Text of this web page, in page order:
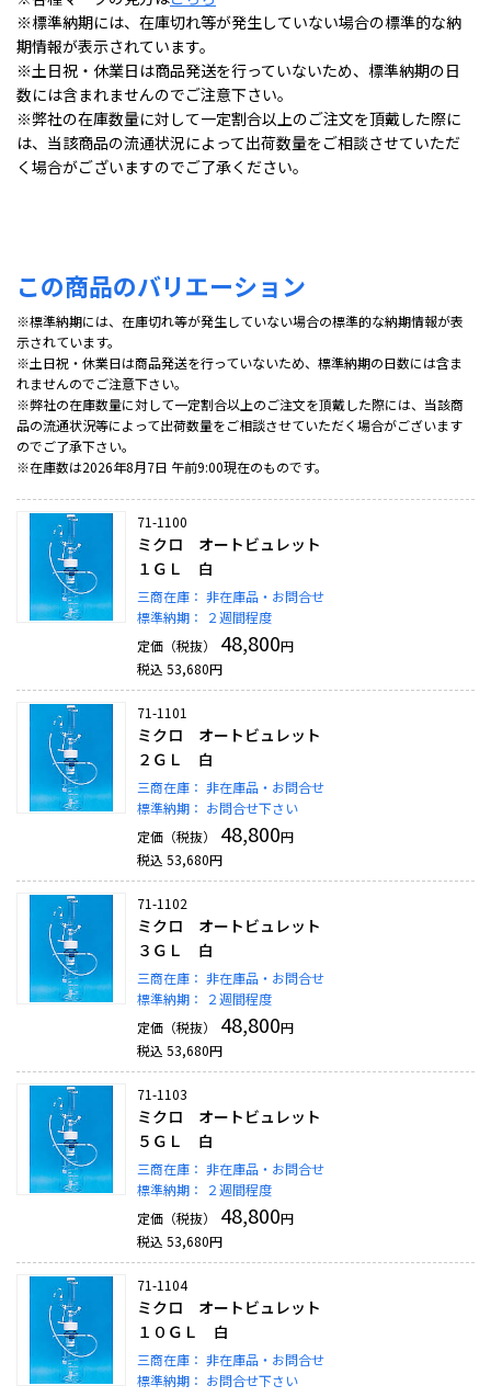
※標準納期には、在庫切れ等が発生していない場合の標準的な納
期情報が表示されています。
※土日祝・休業日は商品発送を行っていないため、標準納期の日
数には含まれませんのでご注意下さい。
※弊社の在庫数量に対して一定割合以上のご注文を頂戴した際に
は、当該商品の流通状況によって出荷数量をご相談させていただ
く場合がございますのでご了承ください。
この商品のバリエーション
※標準納期には、在庫切れ等が発生していない場合の標準的な納期情報が表
示されています。
※土日祝・休業日は商品発送を行っていないため、標準納期の日数には含ま
れませんのでご注意下さい。
※弊社の在庫数量に対して一定割合以上のご注文を頂戴した際には、当該商
品の流通状況等によって出荷数量をご相談させていただく場合がございます
のでご了承下さい。
※在庫数は2026年8月7日 午前9:00現在のものです。
71-1100
ミクロ オートビュレット
１ＧＬ 白
三商在庫： 非在庫品・お問合せ
標準納期：
２週間程度
定価（税抜）
48,800円
税込 53,680円
71-1101
ミクロ オートビュレット
２ＧＬ 白
三商在庫： 非在庫品・お問合せ
標準納期： お問合せ下さい
定価（税抜）
48,800円
税込 53,680円
71-1102
ミクロ オートビュレット
３ＧＬ 白
三商在庫： 非在庫品・お問合せ
標準納期：
２週間程度
定価（税抜）
48,800円
税込 53,680円
71-1103
ミクロ オートビュレット
５ＧＬ 白
三商在庫： 非在庫品・お問合せ
標準納期：
２週間程度
定価（税抜）
48,800円
税込 53,680円
71-1104
ミクロ オートビュレット
１０ＧＬ 白
三商在庫： 非在庫品・お問合せ
標準納期： お問合せ下さい